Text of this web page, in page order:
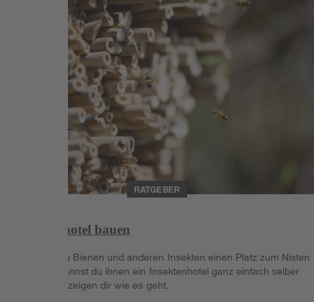
RATGEBER
Insektenhotel bauen
Möchtest du Bienen und anderen Insekten einen Platz zum Nisten
schaffen, kannst du ihnen ein Insektenhotel ganz einfach selber
bauen - wir zeigen dir wie es geht.